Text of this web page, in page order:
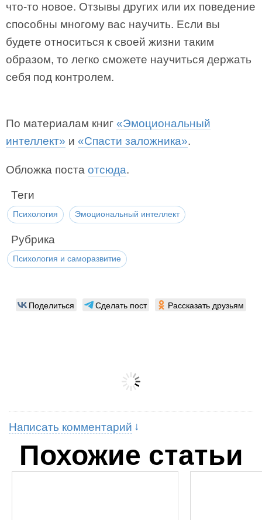
что-то новое. Отзывы других или их поведение
способны многому вас научить. Если вы
будете относиться к своей жизни таким
образом, то легко сможете научиться держать
себя под контролем.
По материалам книг «Эмоциональный
интеллект» и «Спасти заложника».
Обложка поста отсюда.
Теги
Психология Эмоциональный интеллект
Рубрика
Психология и саморазвитие
Поделиться Сделать пост Рассказать друзьям
Написать комментарий
Похожие статьи